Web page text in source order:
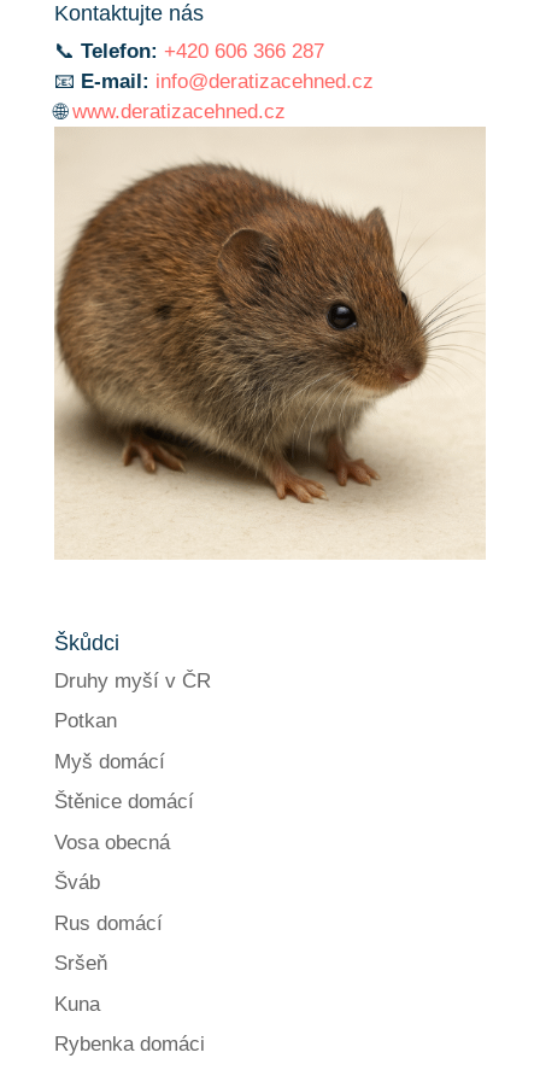
Kontaktujte nás
📞 Telefon: +420 606 366 287
📧 E-mail: info@deratizacehned.cz
🌐www.deratizacehned.cz
Škůdci
Druhy myší v ČR
Potkan
Myš domácí
Štěnice domácí
Vosa obecná
Šváb
Rus domácí
Sršeň
Kuna
Rybenka domáci